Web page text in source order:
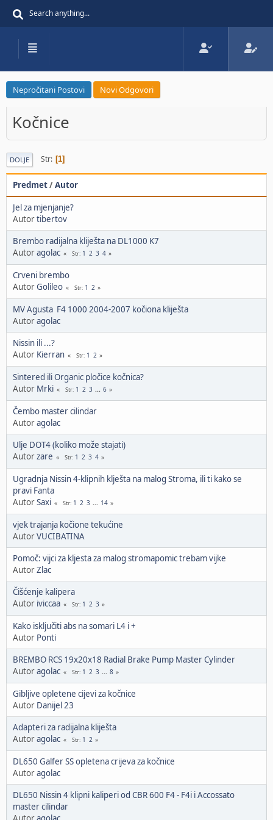
Nepročitani Postovi Novi Odgovori
Kočnice
DOLJE Str 1
Predmet/Autor
Jel za mjenjanje?
Autortibertov
Brembo radijalna kliješta na DL1000 K7
Autoragolac Str 1 2 3 4
Crveni brembo
AutorGolileo Str 1 2
MV Agusta F4 1000 2004-2007 kočiona kliješta
Autoragolac
Nissin ili ...?
Autor Kierran Str 1 2
Sintered ili Organic pločice kočnica?
Autor Mrki Str 1 2 3 ... 6
Čembo master cilindar
Autoragolac
Ulje DOT4 (koliko može stajati)
Autorzare Str 1 2 3 4
Ugradnja Nissin 4-klipnih klješta na malog Stroma, ili ti kako se
pravi Fanta
AutorSaxi Str 1 2 3 ... 14
vjek trajanja kočione tekućine
AutorVUCIBATINA
Pomoč: vijci za kljesta za malog stromapomic trebam vijke
AutorZlac
Čišćenje kalipera
Autor iviccaa Str 1 2 3
Kako isključiti abs na somari L4 i +
Autor Ponti
BREMBO RCS 19x20x18 Radial Brake Pump Master Cylinder
Autoragolac Str 1 2 3 ... 8
Gibljive opletene cijevi za kočnice
Autor Danijel 23
Adapteri za radijalna kliješta
Autoragolac Str 1 2
DL650 Galfer SS opletena crijeva za kočnice
Autoragolac
DL650 Nissin 4 klipni kaliperi od CBR 600 F4 - F4i i Accossato
master cilindar